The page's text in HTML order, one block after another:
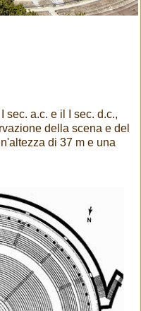
sec. a.c. e il I sec. d.c.,
della scena e del
di 37 m e una